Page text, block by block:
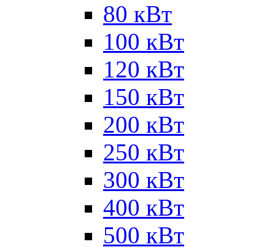
80 кВт
100 кВт
120 кВт
150 кВт
200 кВт
250 кВт
300 кВт
400 кВт
500 кВт